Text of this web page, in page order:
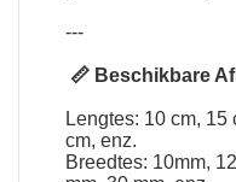
---
📏 Beschikbare
Lengtes: 10 cm, 15
cm, enz.
Breedtes: 10mm,